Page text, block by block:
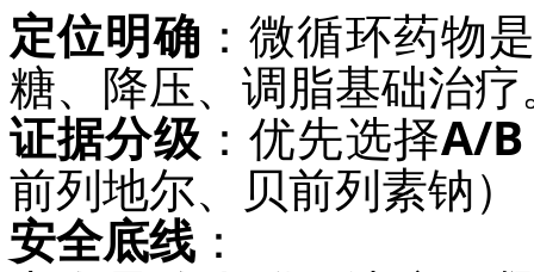
定位明确 ：微循环药物
糖、降压、调脂基础治疗
证据分级 ：优先选择A/B
前列地尔、贝前列素钠
安全底线 ：